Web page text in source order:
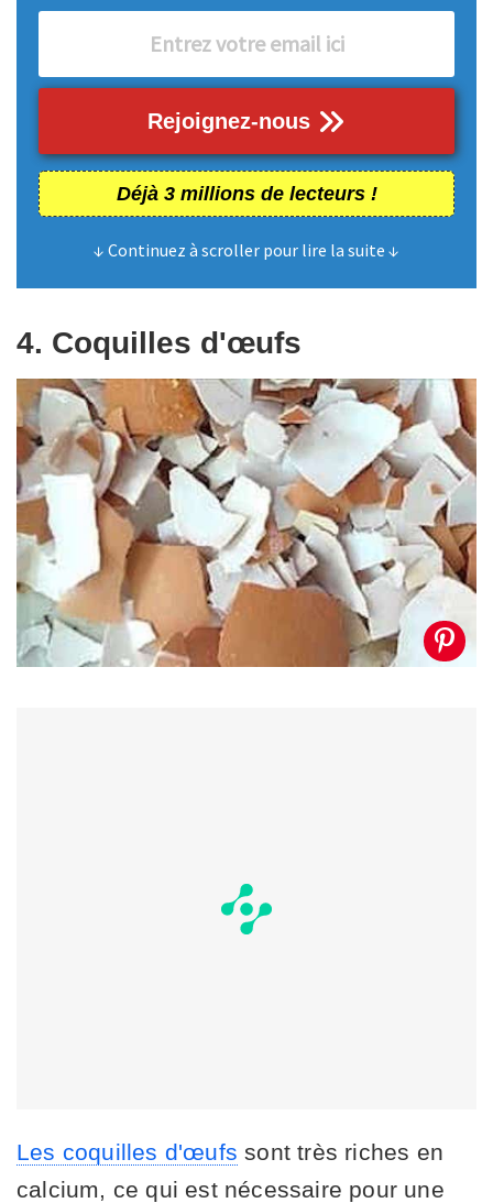
Rejoignez-nous
Déjà 3 millions de lecteurs !
↓ Continuez à scroller pour lire la suite ↓
4. Coquilles d'œufs
Les coquilles d'œufs sont très riches en
calcium, ce qui est nécessaire pour une